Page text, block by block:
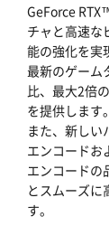
GeForce
チャと高速な
能の強化を実
最新のゲーム
比、最大2倍
を提供します。
また、新しい
エンコードお
エンコードの
とスムーズに
す。